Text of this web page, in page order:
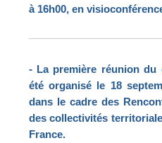
à 16h00, en
- La première réunion du
été organisé le 18
dans le cadre des
des collectivités
France.